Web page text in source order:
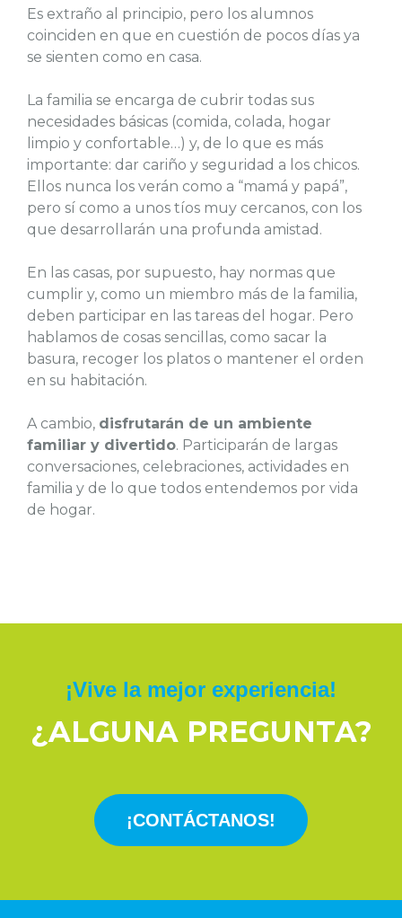
Es extraño al principio, pero los alumnos
coinciden en que en cuestión de pocos días ya
se sienten como en casa.
La familia se encarga de cubrir todas sus
necesidades básicas (comida, colada, hogar
limpio y confortable…) y, de lo que es más
importante: dar cariño y seguridad a los chicos.
Ellos nunca los verán como a “mamá y papá”,
pero sí como a unos tíos muy cercanos, con los
que desarrollarán una profunda amistad.
En las casas, por supuesto, hay normas que
cumplir y, como un miembro más de la familia,
deben participar en las tareas del hogar. Pero
hablamos de cosas sencillas, como sacar la
basura, recoger los platos o mantener el orden
en su habitación.
A cambio, disfrutarán de un ambiente
familiar y divertido. Participarán de largas
conversaciones, celebraciones, actividades en
familia y de lo que todos entendemos por vida
de hogar.
¡Vive la mejor experiencia!
¿ALGUNA PREGUNTA?
¡CONTÁCTANOS!